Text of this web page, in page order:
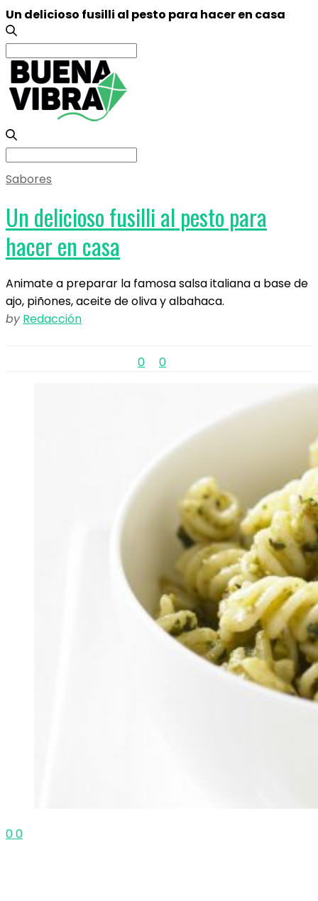
Un delicioso fusilli al pesto para hacer en casa
Search
for:
Search
for:
Sabores
Un delicioso fusilli al pesto para
hacer en casa
Animate a preparar la famosa salsa italiana a base de
ajo, piñones, aceite de oliva y albahaca.
by Redacción
0 0
00